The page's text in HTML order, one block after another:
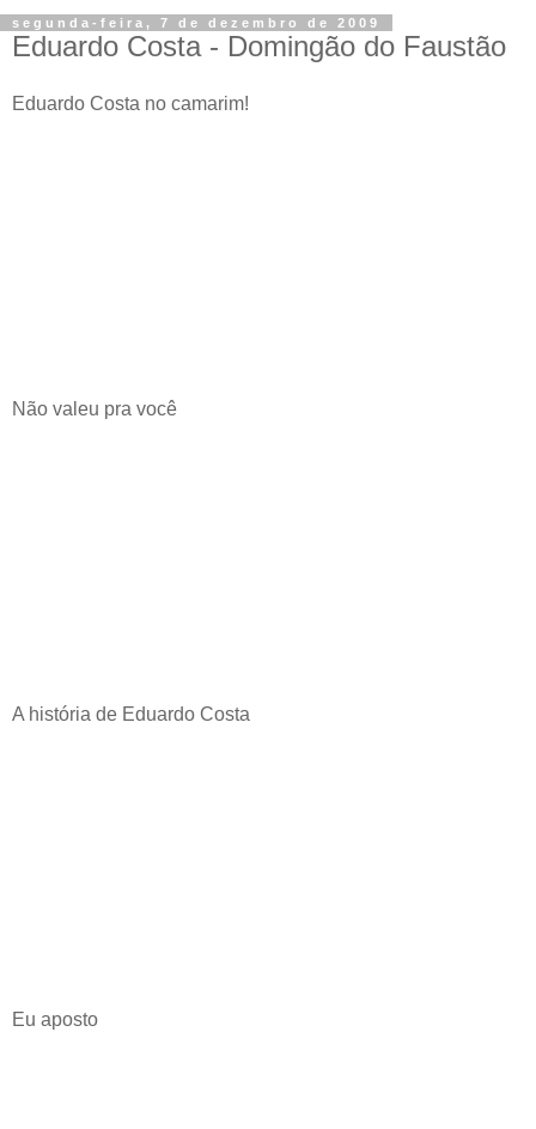
segunda-feira, 7 de dezembro de 2009
Eduardo Costa - Domingão do Faustão
Eduardo Costa no camarim!
Não valeu pra você
A história de Eduardo Costa
Eu aposto